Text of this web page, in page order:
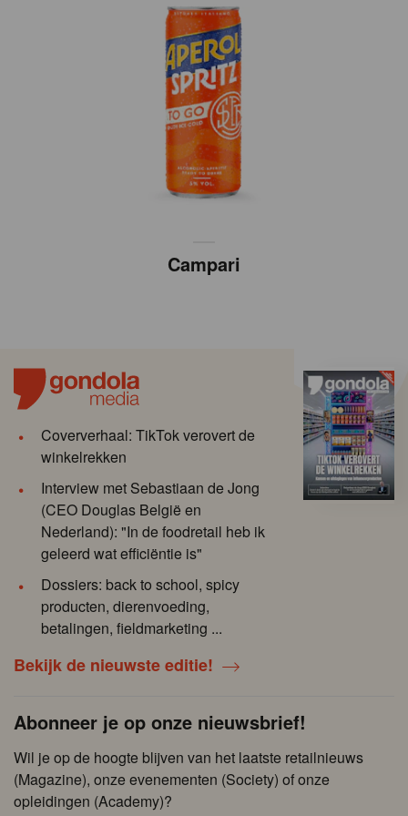
Campari
Coververhaal: TikTok verovert de
winkelrekken
Interview met Sebastiaan de Jong
(CEO Douglas België en
Nederland): "In de foodretail heb ik
geleerd wat efficiëntie is"
Dossiers: back to school, spicy
producten, dierenvoeding,
betalingen, fieldmarketing ...
Bekijk de nieuwste editie!
Abonneer je op onze nieuwsbrief!
Wil je op de hoogte blijven van het laatste retailnieuws
(Magazine), onze evenementen (Society) of onze
opleidingen (Academy)?